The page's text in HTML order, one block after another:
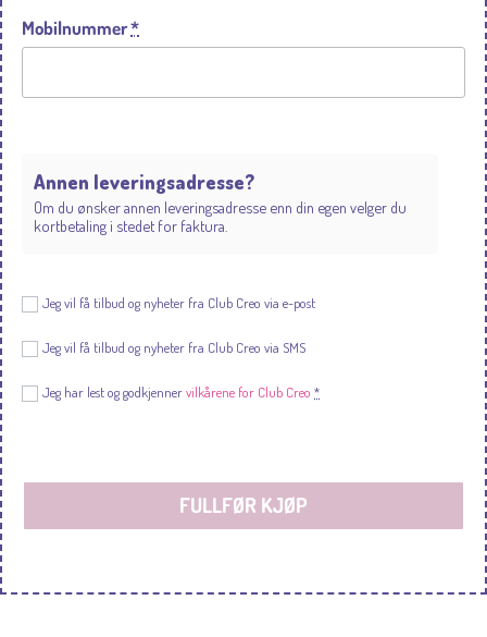
Mobilnummer*
Annen leveringsadresse?
Om du ønsker annen leveringsadresse enn din egen velger du
kortbetaling i stedet for faktura.
Jeg vil få tilbud og nyheter fra Club Creo via e-post
Jeg vil få tilbud og nyheter fra Club Creo via SMS
Jeg har lest og godkjennervilkårene for Club Creo *
FULLFØR KJØP